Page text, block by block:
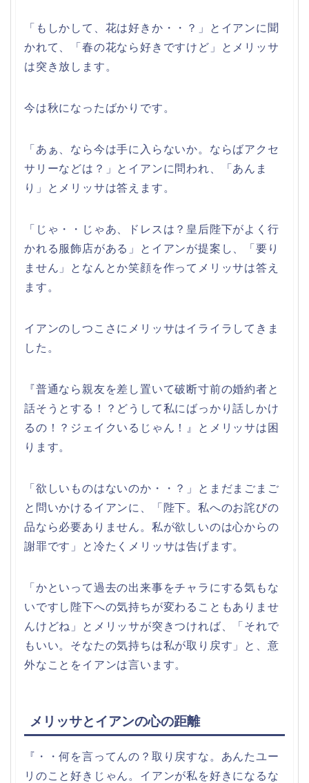
「もしかして、花は好きか・・？」とイアンに聞
かれて、「春の花なら好きですけど」とメリッサ
は突き放します。
今は秋になったばかりです。
「あぁ、なら今は手に入らないか。ならばアクセ
サリーなどは？」とイアンに問われ、「あんま
り」とメリッサは答えます。
「じゃ・・じゃあ、ドレスは？皇后陛下がよく行
かれる服飾店がある」とイアンが提案し、「要り
ません」となんとか笑顔を作ってメリッサは答え
ます。
イアンのしつこさにメリッサはイライラしてきま
した。
『普通なら親友を差し置いて破断寸前の婚約者と
話そうとする！？どうして私にばっかり話しかけ
るの！？ジェイクいるじゃん！』とメリッサは困
ります。
「欲しいものはないのか・・？」とまだまごまご
と問いかけるイアンに、「陛下。私へのお詫びの
品なら必要ありません。私が欲しいのは心からの
謝罪です」と冷たくメリッサは告げます。
「かといって過去の出来事をチャラにする気もな
いですし陛下への気持ちが変わることもありませ
んけどね」とメリッサが突きつければ、「それで
もいい。そなたの気持ちは私が取り戻す」と、意
外なことをイアンは言います。
メリッサとイアンの心の距離
『・・何を言ってんの？取り戻すな。あんたユー
リのこと好きじゃん。イアンが私を好きになるな